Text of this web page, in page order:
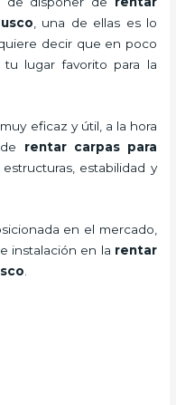
, una de ellas es lo
decir que en poco
lugar favorito para la
eficaz y útil, a la hora
rentar carpas para
estructuras, estabilidad y
en el mercado,
instalación en la rentar